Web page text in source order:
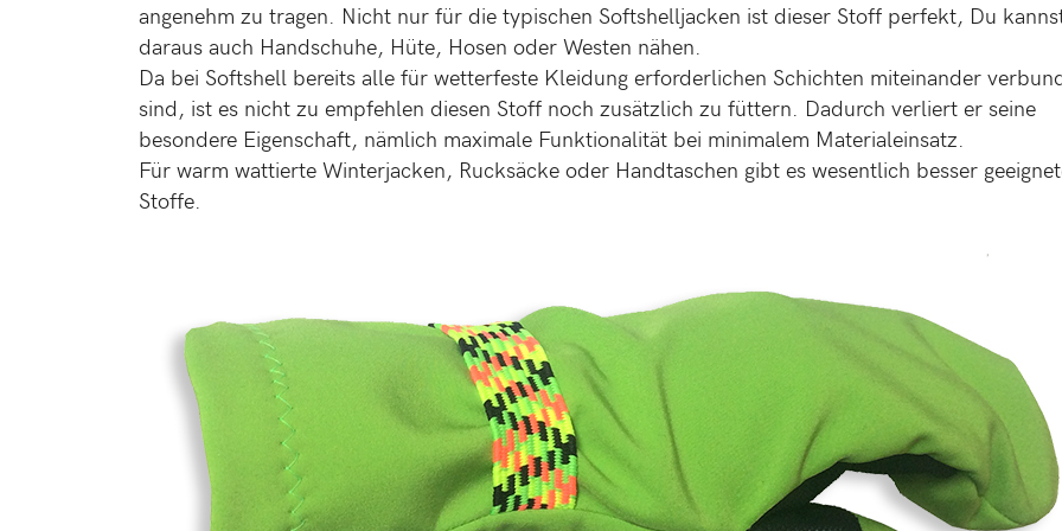
angenehm zu tragen. Nicht nur für die typischen Softshelljacken ist dieser Stoff perfekt, Du
daraus auch Handschuhe, Hüte, Hosen oder Westen nähen.
Da bei Softshell bereits alle für wetterfeste Kleidung erforderlichen Schichten miteinander
sind, ist es nicht zu empfehlen diesen Stoff noch zusätzlich zu füttern. Dadurch verliert er seine
besondere Eigenschaft, nämlich maximale Funktionalität bei minimalem Materialeinsatz.
Für warm wattierte Winterjacken, Rucksäcke oder Handtaschen gibt es wesentlich besser
Stoffe.